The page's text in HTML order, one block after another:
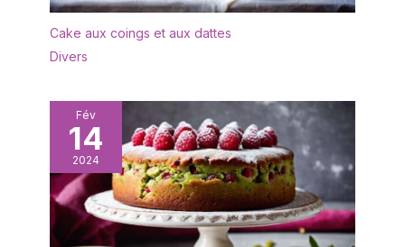
d'ingrédients frais, et
contrôlez totalement le
FAMILLE GARANTI : La
machine à crème glacée
la plus vendue de
Cuisinart, d'une capacité
de 2 litres, est une
véritable affaire de
famille. Rassemblez vos
amis pour une
Cake aux coings et aux dattes
Divers
Fév
14
2024